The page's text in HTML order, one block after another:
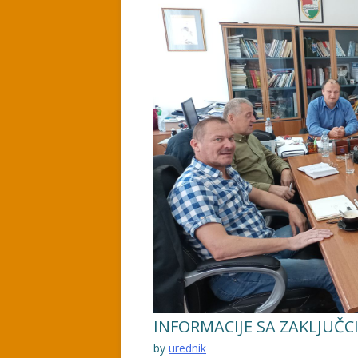
INFORMACIJE SA
by urednik